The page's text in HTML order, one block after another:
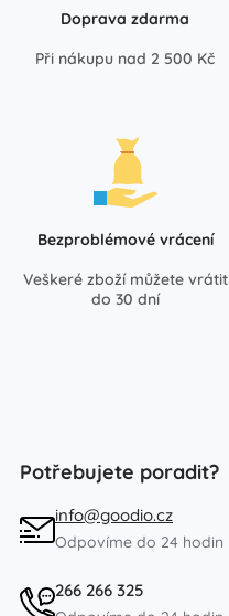
Doprava zdarma
Při nákupu nad 2 500 Kč
Bezproblémové vrácení
Veškeré zboží můžete vrátit
do 30 dní
Potřebujete poradit?
info@goodio.cz
Odpovíme do 24 hodin
266 266 325